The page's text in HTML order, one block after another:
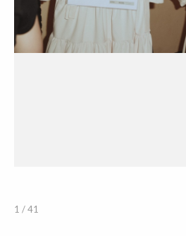
1 / 41